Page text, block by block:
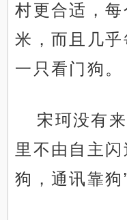
村更合适，
米，而且几
一只看门狗。
宋珂没有
里不由自主
狗，通讯靠